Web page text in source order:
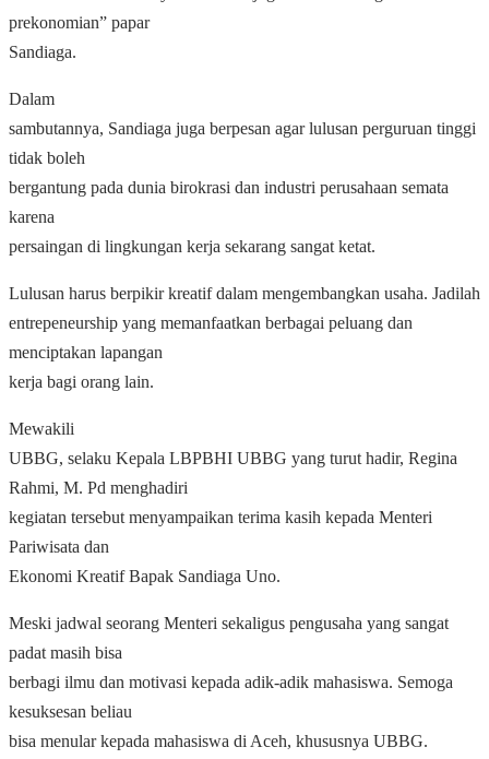
prekonomian” papar
Sandiaga.
Dalam
sambutannya, Sandiaga juga berpesan agar lulusan perguruan tinggi
tidak boleh
bergantung pada dunia birokrasi dan industri perusahaan semata
karena
persaingan di lingkungan kerja sekarang sangat ketat.
Lulusan harus berpikir kreatif dalam mengembangkan usaha. Jadilah
entrepeneurship yang memanfaatkan berbagai peluang dan
menciptakan lapangan
kerja bagi orang lain.
Mewakili
UBBG, selaku Kepala LBPBHI UBBG yang turut hadir, Regina
Rahmi, M. Pd menghadiri
kegiatan tersebut menyampaikan terima kasih kepada Menteri
Pariwisata dan
Ekonomi Kreatif Bapak Sandiaga Uno.
Meski jadwal seorang Menteri sekaligus pengusaha yang sangat
padat masih bisa
berbagi ilmu dan motivasi kepada adik-adik mahasiswa. Semoga
kesuksesan beliau
bisa menular kepada mahasiswa di Aceh, khususnya UBBG.